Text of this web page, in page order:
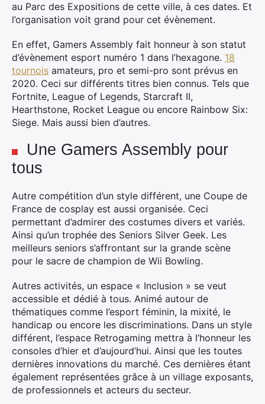
au Parc des Expositions de cette ville, à ces dates. Et
l’organisation voit grand pour cet évènement.
En effet, Gamers Assembly fait honneur à son statut
d’évènement esport numéro 1 dans l’hexagone. 18
tournois amateurs, pro et semi-pro sont prévus en
2020. Ceci sur différents titres bien connus. Tels que
Fortnite, League of Legends, Starcraft II,
Hearthstone, Rocket League ou encore Rainbow Six:
Siege. Mais aussi bien d’autres.
Une Gamers Assembly pour
tous
Autre compétition d’un style différent, une Coupe de
France de cosplay est aussi organisée. Ceci
permettant d’admirer des costumes divers et variés.
Ainsi qu’un trophée des Seniors Silver Geek. Les
meilleurs seniors s’affrontant sur la grande scène
pour le sacre de champion de Wii Bowling.
Autres activités, un espace « Inclusion » se veut
accessible et dédié à tous. Animé autour de
thématiques comme l’esport féminin, la mixité, le
handicap ou encore les discriminations. Dans un style
différent, l’espace Retrogaming mettra à l’honneur les
consoles d’hier et d’aujourd’hui. Ainsi que les toutes
dernières innovations du marché. Ces dernières étant
également représentées grâce à un village exposants,
de professionnels et acteurs du secteur.